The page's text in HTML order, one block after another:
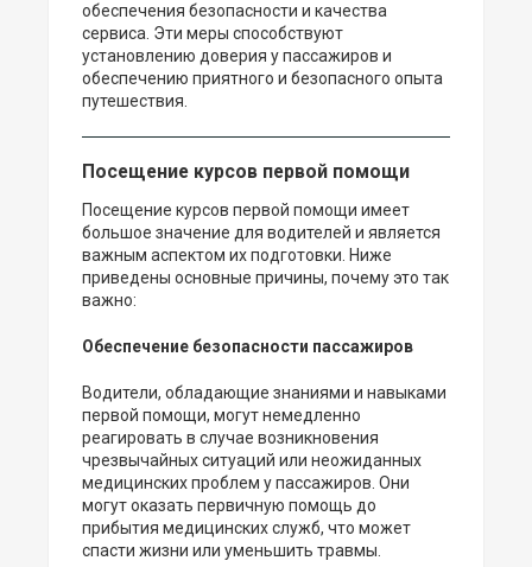
обеспечения безопасности и качества
сервиса. Эти меры способствуют
установлению доверия у пассажиров и
обеспечению приятного и безопасного опыта
путешествия.
Посещение курсов первой помощи
Посещение курсов первой помощи имеет
большое значение для водителей и является
важным аспектом их подготовки. Ниже
приведены основные причины, почему это так
важно:
Обеспечение безопасности пассажиров
Водители, обладающие знаниями и навыками
первой помощи, могут немедленно
реагировать в случае возникновения
чрезвычайных ситуаций или неожиданных
медицинских проблем у пассажиров. Они
могут оказать первичную помощь до
прибытия медицинских служб, что может
спасти жизни или уменьшить травмы.